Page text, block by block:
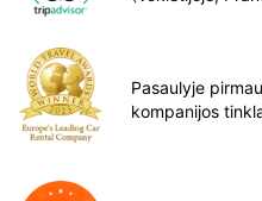
Pasaulyje
kompanijos